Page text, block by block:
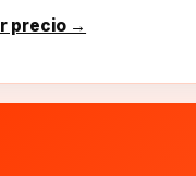
precio →